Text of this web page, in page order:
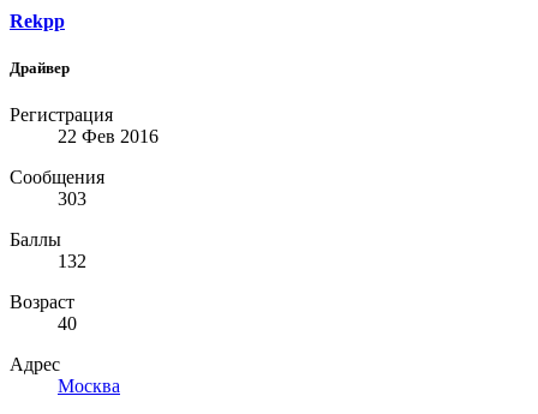
Rekpp
Драйвер
Регистрация
22 Фев 2016
Сообщения
303
Баллы
132
Возраст
40
Адрес
Москва